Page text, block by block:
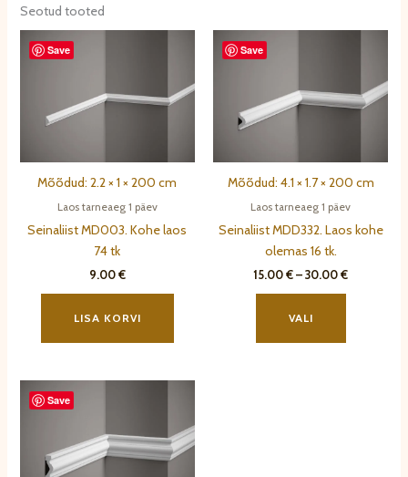
saab
Seotud tooted
Save
Mõõdud: 2.2 × 1 × 200 cm
Laos tarneaeg 1 päev
Seinaliist MD003. Kohe laos
74 tk
9.00 €
LISA KORVI
Save
Mõõdud: 4.1 × 1.7 × 200 cm
Laos tarneaeg 1 päev
Seinaliist MDD332. Laos kohe
olemas 16 tk.
15.00€ – 30.00€
VALI
Sellel
on
Save